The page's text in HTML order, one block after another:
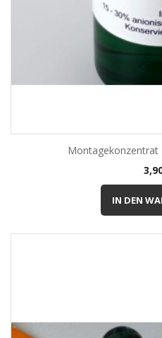
Montagekonzentrat
IN DEN